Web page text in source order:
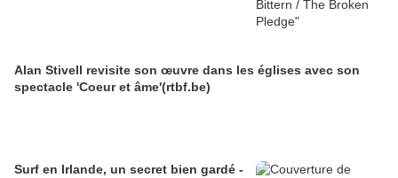
Alan Stivell revisite son œuvre dans les églises avec son
spectacle 'Coeur et âme'(rtbf.be)
Surf en Irlande, un secret bien gardé -